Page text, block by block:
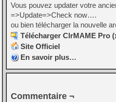
Vous pouvez updater votre
=>Update=>Check now….
ou bien télécharger la nouvelle
Télécharger ClrMAME Pro
Site Officiel
En savoir plus…
Commentaire ¬